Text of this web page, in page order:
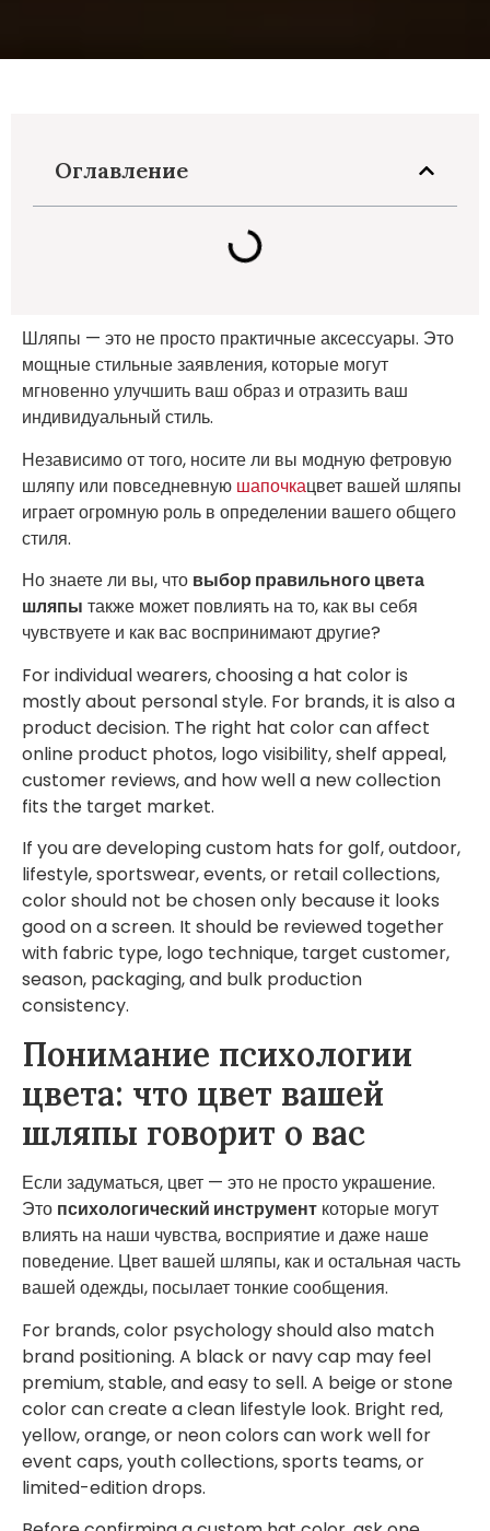
Шляпы — это не просто практичные аксессуары. Это
мощные стильные заявления, которые могут
мгновенно улучшить ваш образ и отразить ваш
индивидуальный стиль.
Независимо от того, носите ли вы модную фетровую
шляпу или повседневную шапочкацвет вашей шляпы
играет огромную роль в определении вашего общего
стиля.
Но знаете ли вы, что выбор правильного цвета
шляпы также может повлиять на то, как вы себя
чувствуете и как вас воспринимают другие?
For individual wearers, choosing a hat color is
mostly about personal style. For brands, it is also a
product decision. The right hat color can affect
online product photos, logo visibility, shelf appeal,
customer reviews, and how well a new collection
fits the target market.
If you are developing custom hats for golf, outdoor,
lifestyle, sportswear, events, or retail collections,
color should not be chosen only because it looks
good on a screen. It should be reviewed together
with fabric type, logo technique, target customer,
season, packaging, and bulk production
consistency.
Понимание психологии
цвета: что цвет вашей
шляпы говорит о вас
Если задуматься, цвет — это не просто украшение.
Это психологический инструмент которые могут
влиять на наши чувства, восприятие и даже наше
поведение. Цвет вашей шляпы, как и остальная часть
вашей одежды, посылает тонкие сообщения.
For brands, color psychology should also match
brand positioning. A black or navy cap may feel
premium, stable, and easy to sell. A beige or stone
color can create a clean lifestyle look. Bright red,
yellow, orange, or neon colors can work well for
event caps, youth collections, sports teams, or
limited-edition drops.
Оглавление